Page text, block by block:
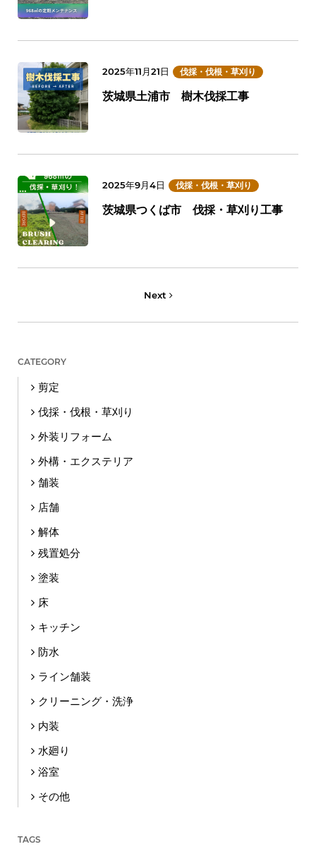
2025年11月21日 伐採・伐根・草刈り
茨城県土浦市 樹木伐採工事
2025年9月4日 伐採・伐根・草刈り
茨城県つくば市 伐採・草刈り工事
Next
CATEGORY
剪定
伐採・伐根・草刈り
外装リフォーム
外構・エクステリア
舗装
店舗
解体
残置処分
塗装
床
キッチン
防水
ライン舗装
クリーニング・洗浄
内装
水廻り
浴室
その他
TAGS